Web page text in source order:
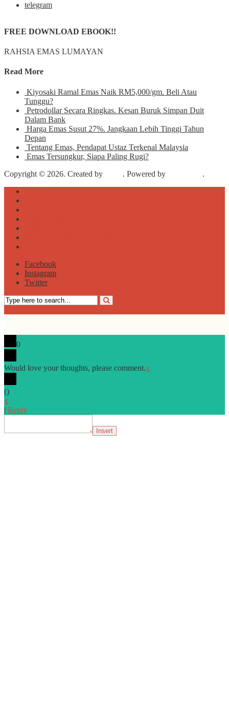
telegram
FREE DOWNLOAD EBOOK!!
RAHSIA EMAS LUMAYAN
Read More
Kiyosaki Ramal Emas Naik RM5,000/gm. Beli Atau
Tunggu?
Petrodollar Secara Ringkas. Kesan Buruk Simpan Duit
Dalam Bank
Harga Emas Susut 27%. Jangkaan Lebih Tinggi Tahun
Depan
Tentang Emas, Pendapat Ustaz Terkenal Malaysia
Emas Tersungkur, Siapa Paling Rugi?
Copyright © 2026. Created by
. Powered by
.
Facebook
Instagram
Twitter
0
Would love your thoughts, please comment.x
()
x
| Reply
Insert